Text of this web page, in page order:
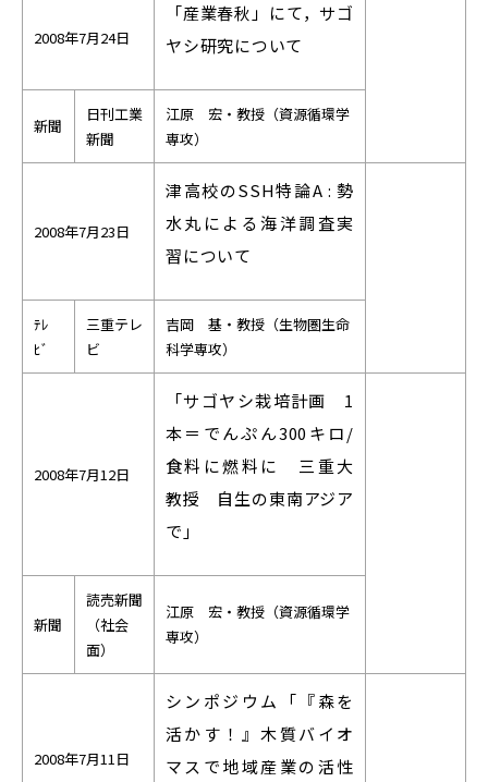
2008年7月24日
「産業春秋」にて，サゴ
ヤシ研究について
新聞
日刊工業
新聞
江原 宏・教授（資源循環学
専攻）
2008年7月23日
津高校のSSH特論A : 勢
水丸による海洋調査実
習について
ﾃﾚ
ﾋﾞ
三重テレ
ビ
吉岡 基・教授（生物圏生命
科学専攻）
2008年7月12日
「サゴヤシ栽培計画 1
本＝でんぷん300キロ/
食料に燃料に 三重大
教授 自生の東南アジア
で」
新聞
読売新聞
（社会
面）
江原 宏・教授（資源循環学
専攻）
2008年7月11日
シンポジウム「『森を
活かす！』木質バイオ
マスで地域産業の活性